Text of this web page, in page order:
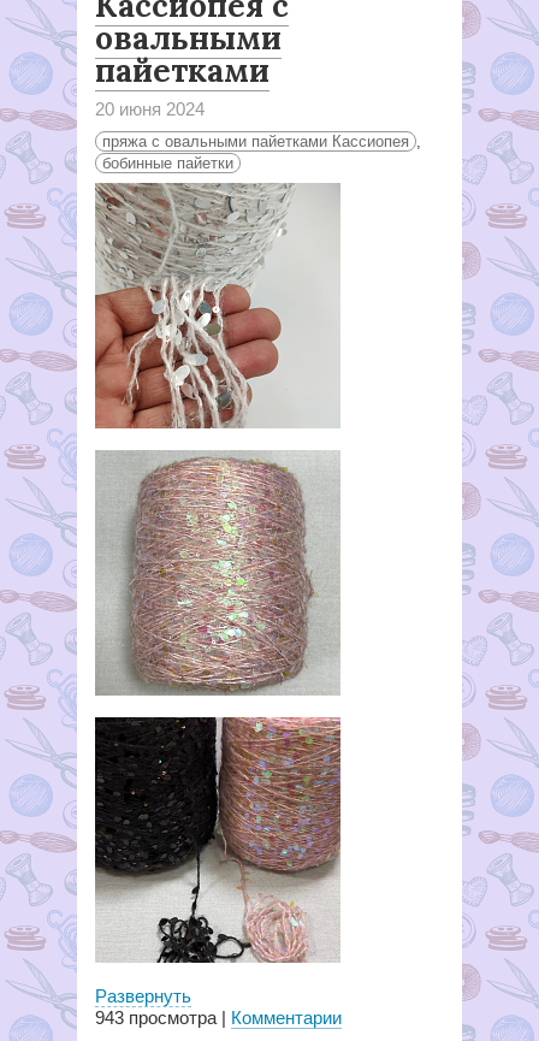
овальными
пайетками
20 июня 2024
пряжа с овальными пайетками Кассиопея
бобинные пайетки
Развернуть
943 просмотра | Комментарии